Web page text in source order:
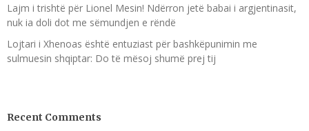
Lajm i trishtë për Lionel Mesin! Ndërron jetë babai i argjentinasit,
nuk ia doli dot me sëmundjen e rëndë
Lojtari i Xhenoas është entuziast për bashkëpunimin me
sulmuesin shqiptar: Do të mësoj shumë prej tij
Recent Comments